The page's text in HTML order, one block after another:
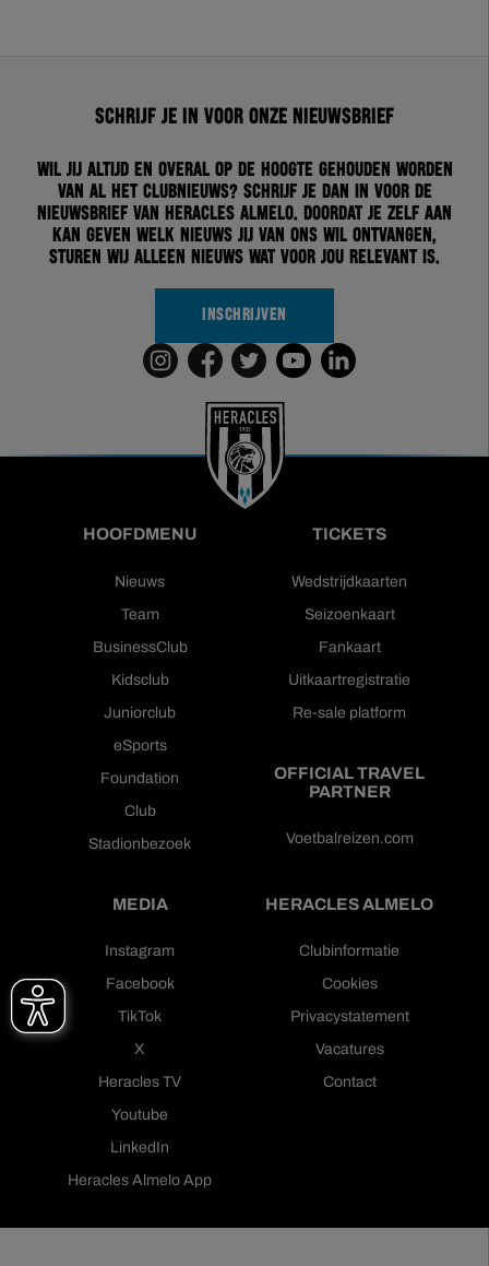
Schrijf je in voor onze nieuwsbrief
Wil jij altijd en overal op de hoogte gehouden worden
van al het clubnieuws? Schrijf je dan in voor de
nieuwsbrief van Heracles Almelo. Doordat je zelf aan
kan geven welk nieuws jij van ons wil ontvangen,
sturen wij alleen nieuws wat voor jou relevant is.
INSCHRIJVEN
HOOFDMENU
Nieuws
Team
BusinessClub
Kidsclub
Juniorclub
eSports
Foundation
Club
Stadionbezoek
TICKETS
Wedstrijdkaarten
Seizoenkaart
Fankaart
Uitkaartregistratie
Re-sale platform
OFFICIAL TRAVEL
PARTNER
Voetbalreizen.com
MEDIA
Instagram
Facebook
TikTok
X
Heracles TV
Youtube
LinkedIn
Heracles Almelo App
HERACLES ALMELO
Clubinformatie
Cookies
Privacystatement
Vacatures
Contact